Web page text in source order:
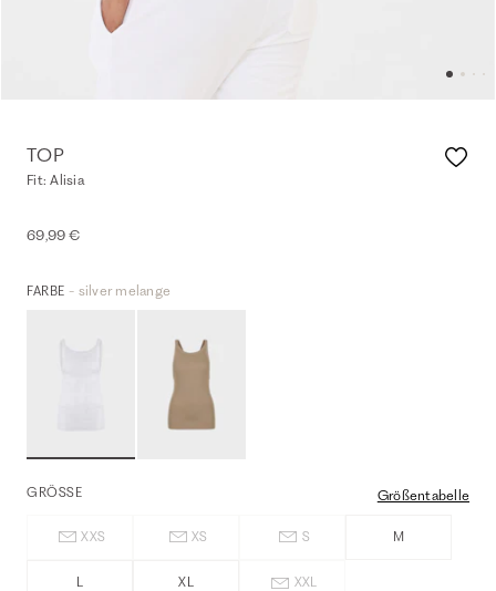
TOP
Fit: Alisia
69,99 €
FARBE - silver melange
GRÖSSE Größentabelle
XXS XS S M
L XL XXL